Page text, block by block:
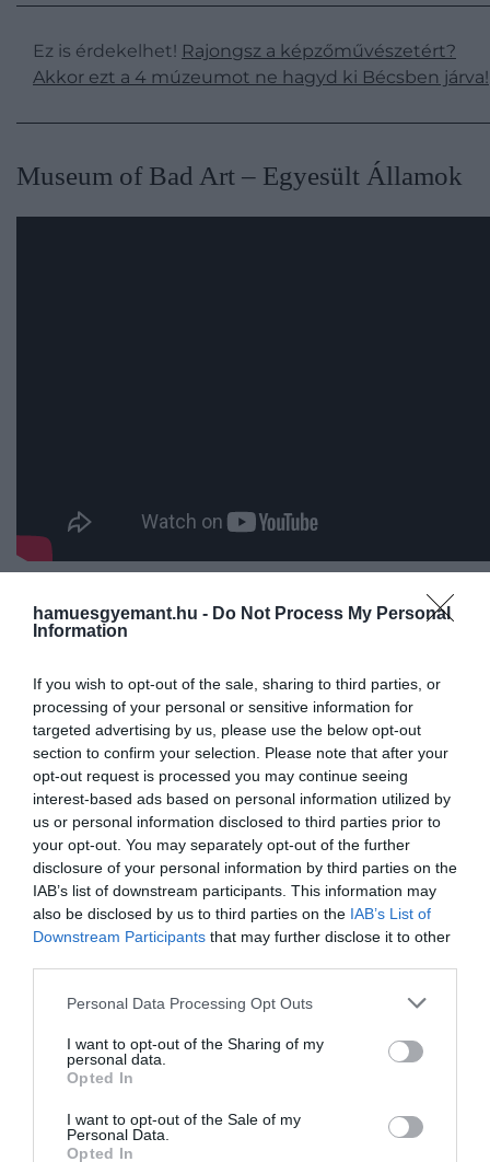
hamuesgyemant.hu - Do Not Process My Personal
Information
If you wish to opt-out of the sale, sharing to third parties, or
processing of your personal or sensitive information for
targeted advertising by us, please use the below opt-out
section to confirm your selection. Please note that after your
opt-out request is processed you may continue seeing
interest-based ads based on personal information utilized by
us or personal information disclosed to third parties prior to
your opt-out. You may separately opt-out of the further
disclosure of your personal information by third parties on the
IAB’s list of downstream participants. This information may
also be disclosed by us to third parties on the IAB’s List of
Downstream Participants that may further disclose it to other
Please note that this website/app uses one or more Google
not limited to your visit or usage behaviour. You may click to
grant or deny consent to Google and its third-party tags to
use your data for below specified purposes in below Google
consent section.
Personal Data Processing Opt Outs
I want to opt-out of the Sharing of my
personal data.
Opted In
I want to opt-out of the Sale of my
Personal Data.
Opted In
Ez is érdekelhet! Rajongsz a képzőművészetért?
Akkor ezt a 4 múzeumot ne hagyd ki Bécsben járva!
​Museum of Bad Art – Egyesült Államok
Bostonban
találjuk a Museum of Bad Artot, ahol egész biztosan
szobrokkal vagy lehengerlő festményekkel. Az
célja pontosan az volt, hogy minél több olyan alkotást
gyűjtsenek össze, amelyekre szinte mindenki azt
mondaná, hogy bénák.
Az épületben több mint 600 elbaltázott műtárgy
kapott helyet, amelyekre mi is jogosan mondhatnánk,
hogy „ilyet én is tudok csinálni.”
​Kenyérmúzeum – Németország
kenyérkészítés hatezer éves mesterségének. A 18
ezernél is több kiállított darab között olyan híres
műalkotásai is szerepelnek, mint például
Salvador
Pablo Picasso
​Momofuku Ando Ramenmúzeum – Japán